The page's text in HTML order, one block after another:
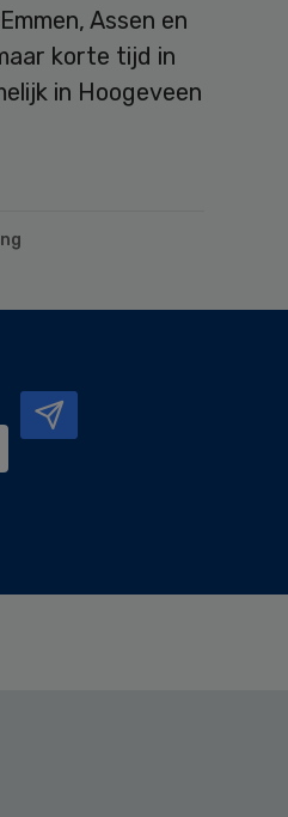
Assen en
korte tijd in
in Hoogeveen